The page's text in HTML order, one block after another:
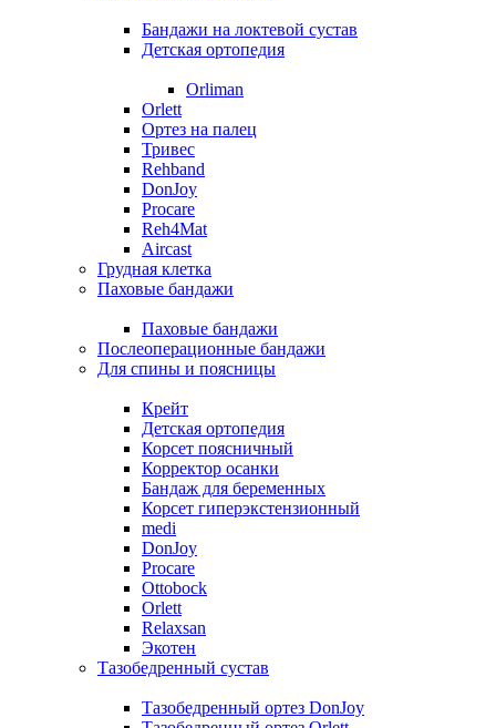
Бандажи на локтевой сустав
Детская ортопедия
Orliman
Orlett
Ортез на палец
Тривес
Rehband
DonJoy
Procare
Reh4Mat
Aircast
Грудная клетка
Паховые бандажи
Паховые бандажи
Послеоперационные бандажи
Для спины и поясницы
Крейт
Детская ортопедия
Корсет поясничный
Корректор осанки
Бандаж для беременных
Корсет гиперэкстензионный
medi
DonJoy
Procare
Ottobock
Orlett
Relaxsan
Экотен
Тазобедренный сустав
Тазобедренный ортез DonJoy